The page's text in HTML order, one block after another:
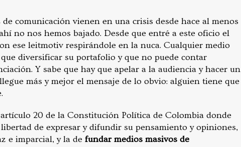
comunicación vienen en una crisis desde hace al menos
no nos hemos bajado. Desde que entré a este oficio el
ese leitmotiv respirándole en la nuca. Cualquier medio
diversificar su portafolio y que no puede contar
Y sabe que hay que apelar a la audiencia y hacer un
más y mejor el mensaje de lo obvio: alguien tiene que
20 de la Constitución Política de Colombia donde
de expresar y difundir su pensamiento y opiniones,
e imparcial, y la de fundar medios masivos de